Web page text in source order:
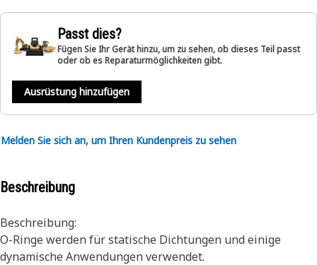
Passt dies?
Fügen Sie Ihr Gerät hinzu, um zu sehen, ob dieses Teil passt
oder ob es Reparaturmöglichkeiten gibt.
Ausrüstung hinzufügen
Melden Sie sich an, um Ihren Kundenpreis zu sehen
Beschreibung
Beschreibung:
O-Ringe werden für statische Dichtungen und einige
dynamische Anwendungen verwendet.